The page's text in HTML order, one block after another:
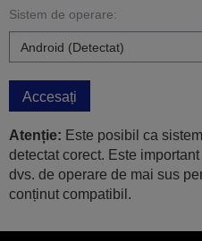
Sistem de operare:
Accesați
Atenție: Este posibil ca
detectat corect. Este
dvs. de operare de mai sus
conținut compatibil.